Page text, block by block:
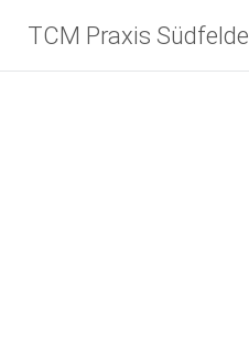
TCM Praxis Südfelde